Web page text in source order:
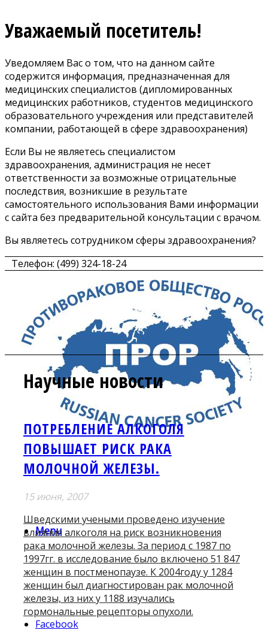
Уважаемый посетитель!
Уведомляем Вас о том, что на данном сайте
содержится информация, предназначенная для
медицинских специалистов (дипломированных
медицинских работников, студентов медицинского
образовательного учреждения или представителей
компании, работающей в сфере здравоохранения)
Если Вы не являетесь специалистом
здравоохранения, администрация не несет
ответственности за возможные отрицательные
последствия, возникшие в результате
самостоятельного использования Вами информации
с сайта без предварительной консультации с врачом.
Вы являетесь сотрудником сферы здравоохранения?
Телефон: (499) 324-18-24
Menu
Facebook
Научные новости
ПОТРЕБЛЕНИЕ АЛКОГОЛЯ
ПОВЫШАЕТ РИСК РАКА
МОЛОЧНОЙ ЖЕЛЕЗЫ.
15 июня, 2007
Шведскими учеными проведено изучение
влияния алкоголя на риск возникновения
рака молочной железы. За период с 1987 по
1997гг. в исследование было включено 51 847
женщин в постменопаузе. К 2004году у 1284
женщин был диагностирован рак молочной
железы, из них у 1188 изучались
гормональные рецепторы опухоли.